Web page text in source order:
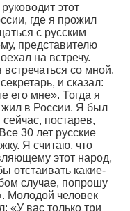
этот
где я прожил
с русским
представителю
на встречу.
со мной.
и сказал:
его мне». Тогда я
жил в России. Я был
постарев,
30 лет русские
Я считаю, что
этот народ,
отстаивать какие-
случае, попрошу
Молодой человек
«У вас только три